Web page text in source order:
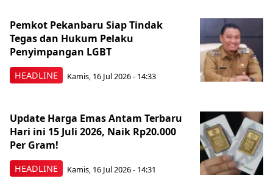
HEADLINE
Pemkot Pekanbaru Siap Tindak
Tegas dan Hukum Pelaku
Penyimpangan LGBT
Kamis, 16 Jul 2026 - 14:33
HEADLINE
Update Harga Emas Antam Terbaru
Hari ini 15 Juli 2026, Naik Rp20.000
Per Gram!
Kamis, 16 Jul 2026 - 14:31